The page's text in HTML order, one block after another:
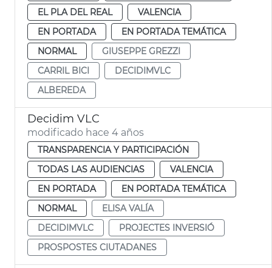
EL PLA DEL REAL
VALENCIA
EN PORTADA
EN PORTADA TEMÁTICA
NORMAL
GIUSEPPE GREZZI
CARRIL BICI
DECIDIMVLC
ALBEREDA
Decidim VLC
modificado hace 4 años
TRANSPARENCIA Y PARTICIPACIÓN
TODAS LAS AUDIENCIAS
VALENCIA
EN PORTADA
EN PORTADA TEMÁTICA
NORMAL
ELISA VALÍA
DECIDIMVLC
PROJECTES INVERSIÓ
PROSPOSTES CIUTADANES